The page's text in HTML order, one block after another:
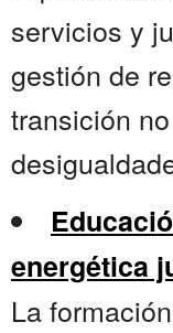
servicios y
gestión de
transición
energética
La